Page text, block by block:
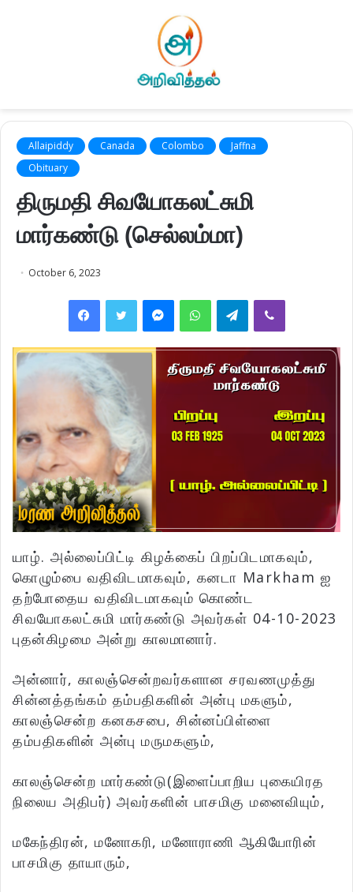
Allaipiddy Canada Colombo
Jaffna
Obituary
திருமதி சிவயோகலட்சுமி
மார்கண்டு (செல்லம்மா)
October 6, 2023
FacebookTwitter MessengerWhatsAppTelegramViber
யாழ். அல்லைப்பிட்டி கிழக்கைப் பிறப்பிடமாகவும்,
கொழும்பை வதிவிடமாகவும், கனடா Markham ஐ
தற்போதைய வதிவிடமாகவும் கொண்ட
சிவயோகலட்சுமி மார்கண்டு அவர்கள் 04-10-2023
புதன்கிழமை அன்று காலமானார்.
அன்னார், காலஞ்சென்றவர்களான சரவணமுத்து
சின்னத்தங்கம் தம்பதிகளின் அன்பு மகளும்,
காலஞ்சென்ற கனகசபை, சின்னப்பிள்ளை
தம்பதிகளின் அன்பு மருமகளும்,
காலஞ்சென்ற மார்கண்டு(இளைப்பாறிய புகையிரத
நிலைய அதிபர்) அவர்களின் பாசமிகு மனைவியும்,
மகேந்திரன், மனோகரி, மனோராணி ஆகியோரின்
பாசமிகு தாயாரும்,